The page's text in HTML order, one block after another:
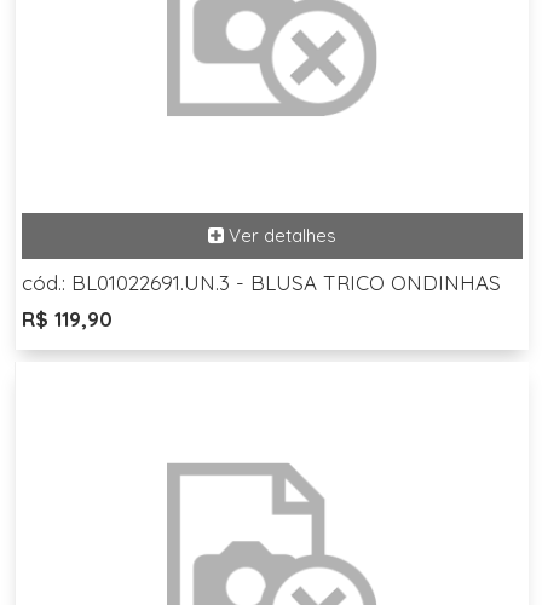
cód.: BL01022691.UN.3 - BLUSA TRICO ONDINHAS
R$ 119,90